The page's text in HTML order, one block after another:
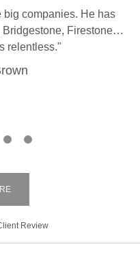
big companies. He has
Bridgestone, Firestone…
relentless."
Review